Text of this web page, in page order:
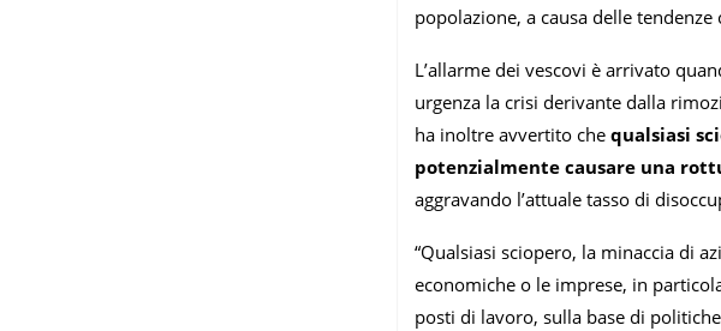
popolazione, a causa delle
L’allarme dei vescovi è arrivato
urgenza la crisi derivante dalla
ha inoltre avvertito che qualsiasi
potenzialmente causare una
aggravando l’attuale tasso di
“Qualsiasi sciopero, la minaccia di
economiche o le imprese, in
posti di lavoro, sulla base di